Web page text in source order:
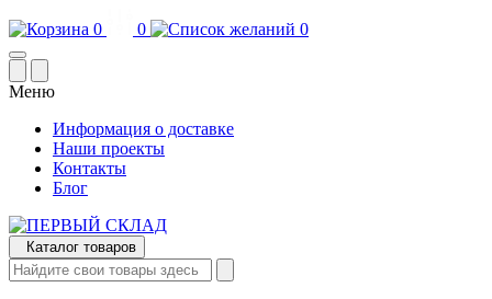
0 0 0
Меню
Информация о доставке
Наши проекты
Контакты
Блог
Каталог товаров